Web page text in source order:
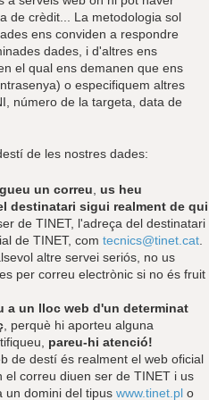
de crèdit... La metodologia sol
ens conviden a respondre
dades, i d'altres ens
el qual ens demanen que ens
o especifiquem altres
número de la targeta, data de
de les nostres dades:
un correu us heu
destinatari sigui realment de qui
de TINET, l'adreça del destinatari
de TINET, com tecnics@tinet.cat
altre servei seriós, no us
per correu electrònic si no és fruit
a un lloc web d'un determinat
, perquè hi aporteu alguna
pareu-hi atenció!
de destí és realment el web oficial
el correu diuen ser de TINET i us
un domini del tipus www.tinet.pl o